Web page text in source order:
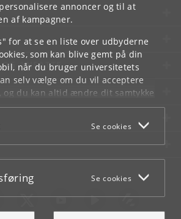
annoncer og til at
af kampagner.
for at se en liste over udbyderne
som kan blive gemt på din
når du bruger universitetets
selv vælge om du vil acceptere
og du kan altid ændre dit samtykke
som du finder i
afslå Se cookies
afslå Se cookies
OG ANSATTE